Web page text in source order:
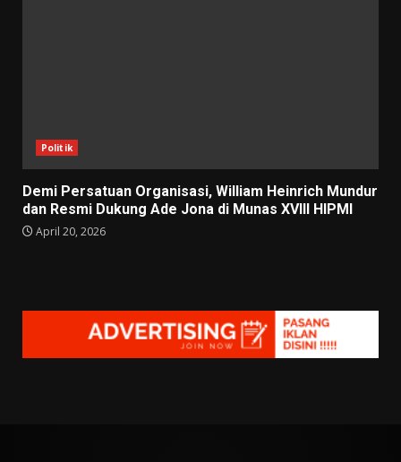
Politik
Demi Persatuan Organisasi, William Heinrich Mundur
dan Resmi Dukung Ade Jona di Munas XVIII HIPMI
April 20, 2026